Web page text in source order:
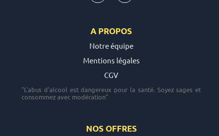
A PROPOS
Notre équipe
Mentions légales
CGV
"L'abus d'alcool est dangereux pour la santé. Soyez sages et
consommez avec modération"
NOS OFFRES